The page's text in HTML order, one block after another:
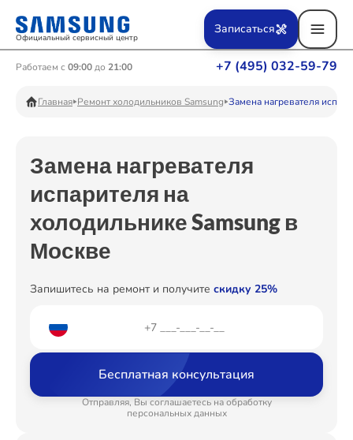
Официальный сервисный центр
+7 (495) 032-59-79
Работаем с 09:00до 21:00
Записаться
Главная Ремонт холодильников Samsung Замена нагревателя
Замена нагревателя
испарителя на
холодильнике Samsung в
Москве
Запишитесь на ремонт и получите скидку 25%
Бесплатная консультация
Отправляя, Вы соглашаетесь на обработку
персональных данных
Ремонт Вертикальных пылесосов
Ремонт Телевизоров
Ремонт Пылесосов
Ремонт Планшетов